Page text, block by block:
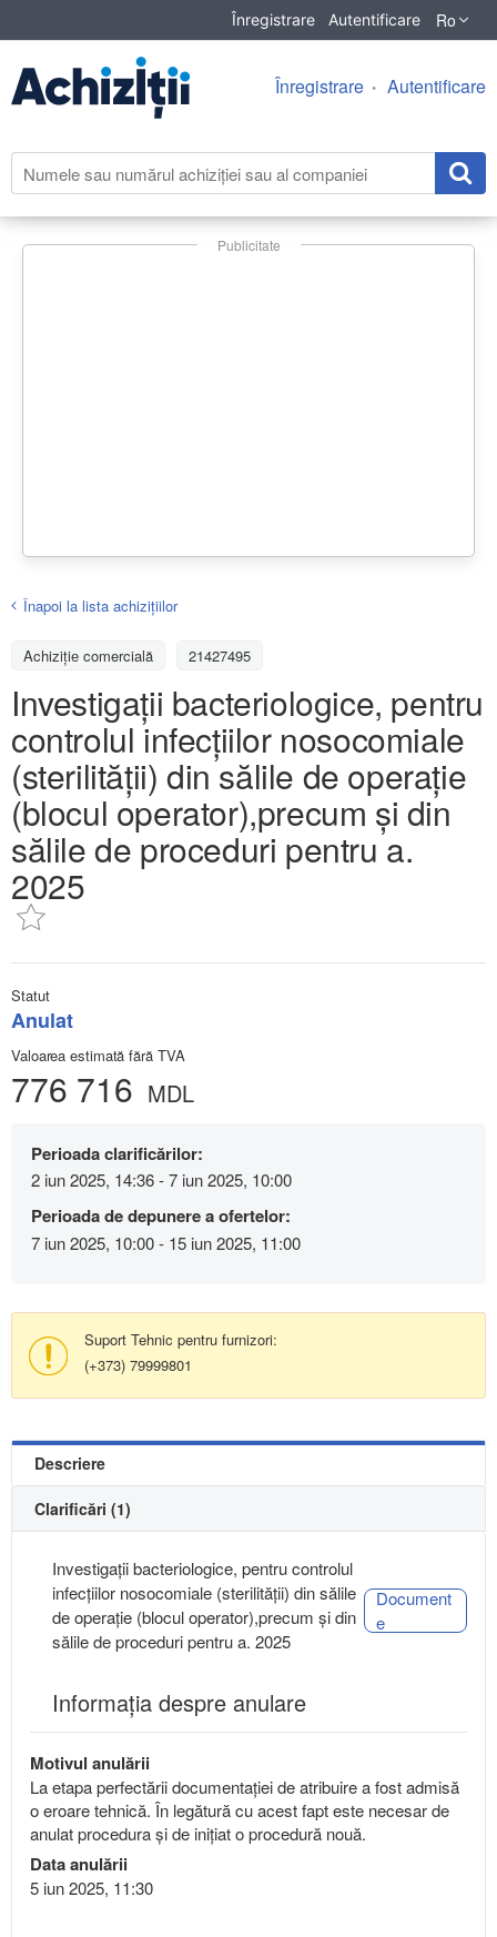
Înregistrare Autentificare Ro
Înregistrare Autentificare
Publicitate
Înapoi la lista achiziţiilor
Achizițiе comercială 21427495
Investigații bacteriologice, pentru
controlul infecțiilor nosocomiale
(sterilității) din sălile de operație
(blocul operator),precum și din
sălile de proceduri pentru a.
2025
Statut
Anulat
Valoarea estimată fără TVA
776 716 MDL
Perioada clarificărilor:
2 iun 2025, 14:36 - 7 iun 2025, 10:00
Perioada de depunere a ofertelor:
7 iun 2025, 10:00 - 15 iun 2025, 11:00
Suport Tehnic pentru furnizori:
(+373) 79999801
Descriere
Clarificări (1)
Investigații bacteriologice, pentru controlul
infecțiilor nosocomiale (sterilității) din sălile
de operație (blocul operator),precum și din
sălile de proceduri pentru a. 2025
Document
e
Informația despre anulare
Motivul anulării
La etapa perfectării documentației de atribuire a fost admisă
o eroare tehnică. În legătură cu acest fapt este necesar de
anulat procedura și de inițiat o procedură nouă.
Data anulării
5 iun 2025, 11:30